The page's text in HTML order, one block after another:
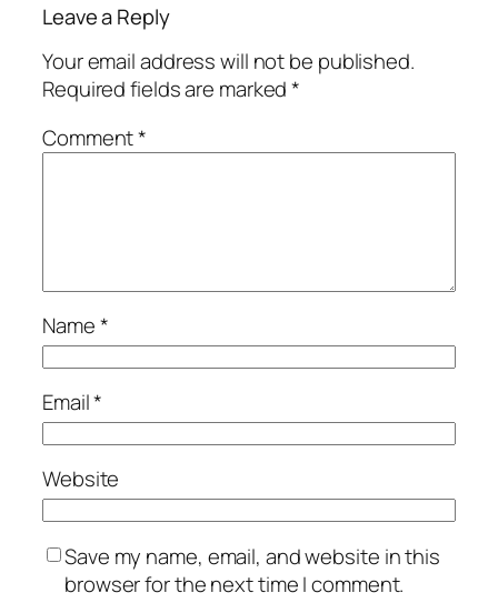
Leave a Reply
Your email address will not be published.
Required fields are marked*
Comment*
Name*
Email*
Website
Save my name, email, and website in this
browser for the next time I comment.